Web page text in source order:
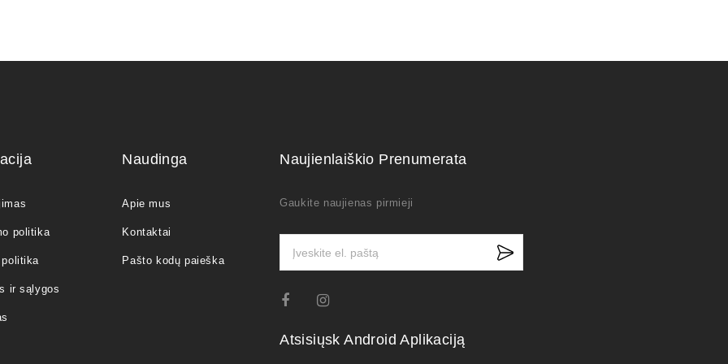
politika
ir sąlygos
Naudinga
Apie mus
Kontaktai
Pašto kodų paieška
Naujienlaiškio Prenumerata
Gaukite naujienas pirmieji
Atsisiųsk Android Aplikaciją